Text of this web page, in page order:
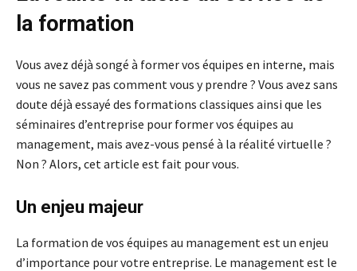
la formation
Vous avez déjà songé à former vos équipes en interne, mais
vous ne savez pas comment vous y prendre ? Vous avez sans
doute déjà essayé des formations classiques ainsi que les
séminaires d’entreprise pour former vos équipes au
management, mais avez-vous pensé à la réalité virtuelle ?
Non ? Alors, cet article est fait pour vous.
Un enjeu majeur
La formation de vos équipes au management est un enjeu
d’importance pour votre entreprise. Le management est le